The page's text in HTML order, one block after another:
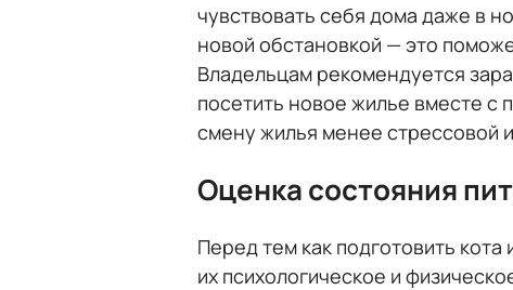
чувствовать себя дома даже в
новой обстановкой — это
Владельцам рекомендуется
посетить новое жилье вместе
смену жилья менее стрессовой
Оценка состояния
Перед тем как подготовить
их психологическое и